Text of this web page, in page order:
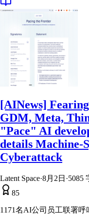
[AINews]
GDM, Meta,
"Pace" AI
details Machine-
Cyberattack
Latent Space·8月2日 ·5085
85
1171名AI公司员工联署呼